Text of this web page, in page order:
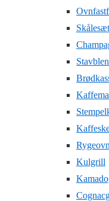
Skålesæt
Rygeovn
Kulgrill